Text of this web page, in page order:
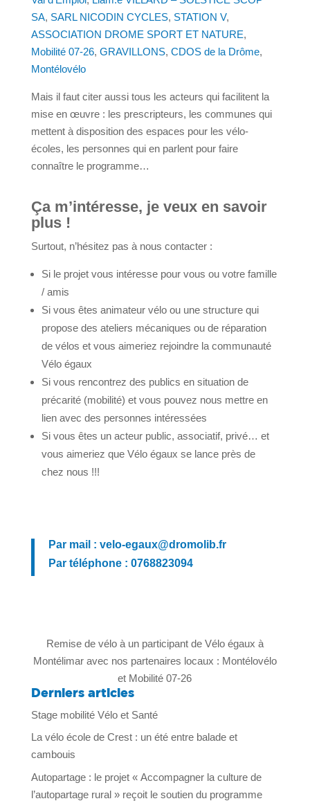
SA, SARL NICODIN CYCLES, STATION V,
ASSOCIATION DROME SPORT ET NATURE,
Mobilité 07-26, GRAVILLONS, CDOS de la Drôme,
Montélovélo
Mais il faut citer aussi tous les acteurs qui facilitent la
mise en œuvre : les prescripteurs, les communes qui
mettent à disposition des espaces pour les vélo-
écoles, les personnes qui en parlent pour faire
connaître le programme…
Ça m’intéresse, je veux en savoir
plus !
Surtout, n’hésitez pas à nous contacter :
Si le projet vous intéresse pour vous ou votre famille
/ amis
Si vous êtes animateur vélo ou une structure qui
propose des ateliers mécaniques ou de réparation
de vélos et vous aimeriez rejoindre la communauté
Vélo égaux
Si vous rencontrez des publics en situation de
précarité (mobilité) et vous pouvez nous mettre en
lien avec des personnes intéressées
Si vous êtes un acteur public, associatif, privé… et
vous aimeriez que Vélo égaux se lance près de
chez nous !!!
Par mail : velo-egaux@dromolib.fr
Par téléphone : 0768823094
Remise de vélo à un participant de Vélo égaux à
Montélimar avec nos partenaires locaux : Montélovélo
et Mobilité 07-26
Derniers articles
Stage mobilité Vélo et Santé
La vélo école de Crest : un été entre balade et
cambouis
Autopartage : le projet « Accompagner la culture de
l’autopartage rural » reçoit le soutien du programme